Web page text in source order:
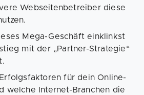
Webseitenbetreiber diese
Mega-Geschäft einklinkst
mit der „Partner-Strategie“
für dein Online-
welche Internet-Branchen die